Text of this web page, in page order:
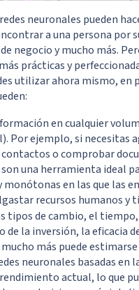
neuronales pueden
a una persona por
negocio y mucho más.
prácticas y
utilizar ahora mismo, en
en cualquier
Por ejemplo, si necesitas
o comprobar
una herramienta ideal
monótonas en las que las
recursos humanos y
tipos de cambio, el
de la inversión, la eficacia
más puede
neuronales basadas en
actual, lo que